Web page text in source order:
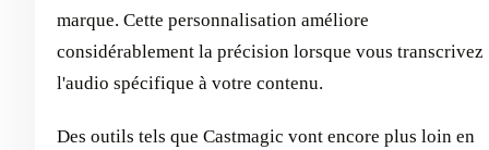
marque. Cette personnalisation améliore
considérablement la précision lorsque vous transcrivez
l'audio spécifique à votre contenu.
Des outils tels que Castmagic vont encore plus loin en